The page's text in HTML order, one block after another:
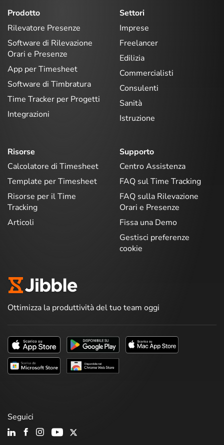
Prodotto
Rilevatore Presenze
Software di Rilevazione
Orari e Presenze
App per Timesheet
Software di Timbratura
Time Tracker per Progetti
Integrazioni
Settori
Imprese
Freelancer
Edilizia
Commercialisti
Consulenti
Sanità
Istruzione
Risorse
Calcolatore di Timesheet
Template per Timesheet
Risorse per il Time
Tracking
Articoli
Supporto
Centro Assistenza
FAQ sul Time Tracking
FAQ sulla Rilevazione
Orari e Presenze
Fissa una Demo
Gestisci preferenze
cookie
Ottimizza la produttività del tuo team oggi
Seguici